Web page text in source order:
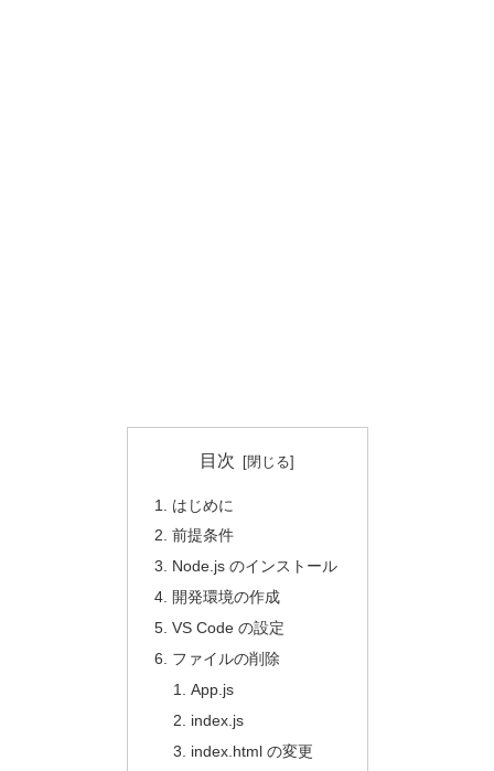
目次
はじめに
前提条件
Node.js のインストール
開発環境の作成
VS Code の設定
ファイルの削除
App.js
index.js
index.html の変更